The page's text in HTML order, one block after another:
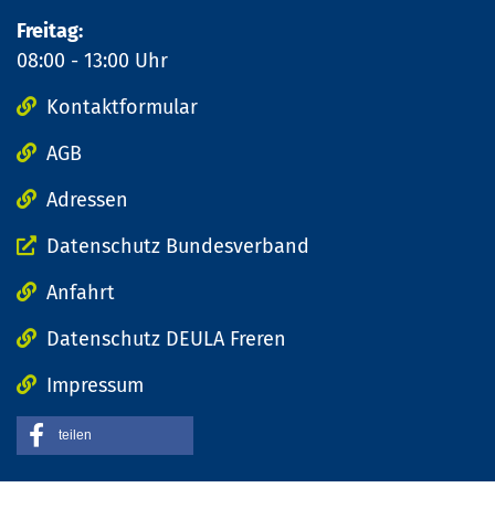
Freitag:
08:00 - 13:00 Uhr
Kontaktformular
AGB
Adressen
Datenschutz Bundesverband
Anfahrt
Datenschutz DEULA Freren
Impressum
teilen